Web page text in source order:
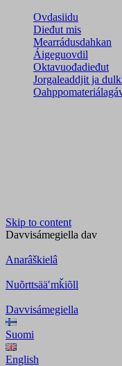
Ovdasiidu
Dieđut mis
Mearrádusdahkan
Áigeguovdil
Oktavuođadieđut
Jorgaleaddjit ja
Skip to content
Davvisámegiella dav
Anarâškielâ
Nuõrttsääʹmǩiõll
Davvisámegiella
Suomi
English